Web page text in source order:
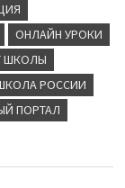
ОНЛАЙН УРОКИ
ШКОЛЫ
РОССИИ
ПОРТАЛ